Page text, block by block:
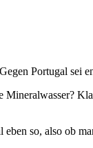
Portugal sei
so, also ob